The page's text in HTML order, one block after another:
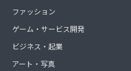
ファッション
ゲーム・サービス開発
ビジネス・起業
アート・写真